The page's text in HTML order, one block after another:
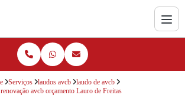
Serviços laudos avcb
laudo de avcb
avcb orçamento Lauro de Freitas